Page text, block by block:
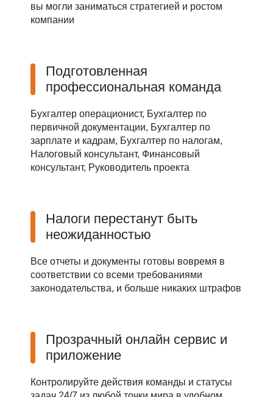
вы могли заниматься стратегией и ростом
компании
Подготовленная
профессиональная команда
Бухгалтер операционист, Бухгалтер по
первичной документации, Бухгалтер по
зарплате и кадрам, Бухгалтер по налогам,
Налоговый консультант, Финансовый
консультант, Руководитель проекта
Налоги перестанут быть
неожиданностью
Все отчеты и документы готовы вовремя в
соответствии со всеми требованиями
законодательства, и больше никаких штрафов
Прозрачный онлайн сервис и
приложение
Контролируйте действия команды и статусы